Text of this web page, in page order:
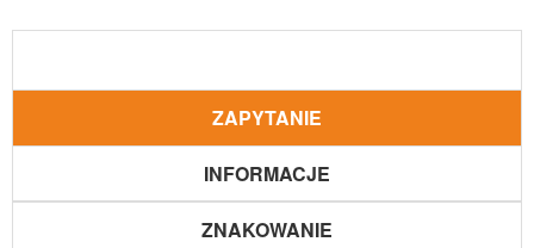
ZAPYTANIE
INFORMACJE
ZNAKOWANIE